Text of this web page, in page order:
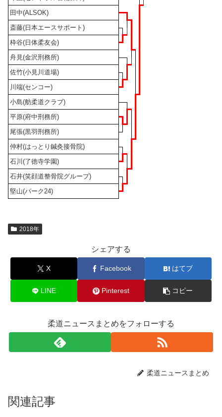
田中(ALSOK)
斎藤(日本エースサポート)
枠谷(日体柔友会)
舟見(金沢刑務所)
佐竹(小見川道場)
川端(センコー)
小島(舫柔道クラブ)
平原(府中刑務所)
尾張(黒羽刑務所)
仲村(はっとり鍼灸接骨院)
石川(了徳寺学園)
石井(笑顔道整骨院グループ)
堅山(パーク24)
2018年
シェアする
X Facebook はてブ
LINE Pinterest コピー
柔道ニュースまとめをフォローする
柔道ニュースまとめ
関連記事